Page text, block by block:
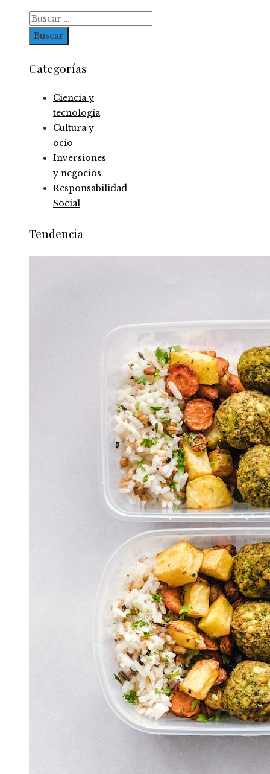
Buscar:
Categorías
Ciencia y
tecnología
Cultura y
ocio
Inversiones
y negocios
Responsabilidad
Social
Tendencia